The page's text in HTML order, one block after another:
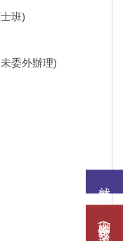
網路報名(填表)系統
班)
委外辦理)